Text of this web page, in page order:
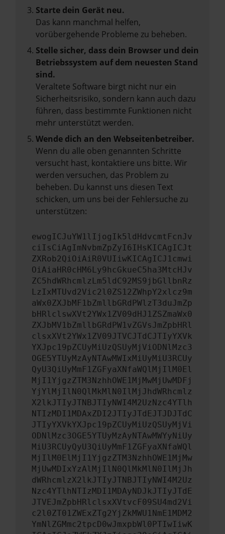
Starte dein Gerät neu.
Das kann manchmal helfen,
vorübergehende Probleme zu beheben.
Stelle sicher, dass dein Browser und dein
Betriebssystem auf dem neuesten Stand
sind.
Veraltete Software birgt nicht nur ein
Sicherheitsrisiko, sondern kann auch dazu
führen, dass bestimmte Funktionen nicht
mehr unterstützt werden.
Wende dich an den Webseitenbetreiber.
Wenn du alle oben genannten Schritte
versucht hast, kontaktiere uns bitte. Wir
werden versuchen, das Problem zu
beheben. Du kannst uns diesen Text
schicken, um uns bei der Fehlersuche zu
unterstützen:
ewogICJuYW1lIjogIk5ldHdvcmtFcnJv
ciIsCiAgImNvbmZpZyI6IHsKICAgICJt
ZXRob2QiOiAiR0VUIiwKICAgICJ1cmwi
OiAiaHR0cHM6Ly9hcGkueC5ha3MtcHJv
ZC5hdWRhcmlzLm5ldC92MS9jbGllbnRz
LzIxMTUvd2Vic2l0ZS12ZWhpY2xlcz9m
aWx0ZXJbMF1bZmllbGRdPWlzT3duJmZp
bHRlclswXVt2YWx1ZV09dHJ1ZSZmaWx0
ZXJbMV1bZmllbGRdPW1vZGVsJmZpbHRl
clsxXVt2YWx1ZV09JTVCJTdCJTIyYXVk
YXJpc19pZCUyMiUzQSUyMjViODNlMzc3
OGE5YTUyMzAyNTAwMWIxMiUyMiU3RCUy
QyU3QiUyMmF1ZGFyaXNfaWQlMjIlM0El
MjI1YjgzZTM3NzhhOWE1MjMwMjUwMDFj
YjYlMjIlN0QlMkMlN0IlMjJhdWRhcmlz
X2lkJTIyJTNBJTIyNWI4M2UzNzc4YTlh
NTIzMDI1MDAxZDI2JTIyJTdEJTJDJTdC
JTIyYXVkYXJpc19pZCUyMiUzQSUyMjVi
ODNlMzc3OGE5YTUyMzAyNTAwMWYyNiUy
MiU3RCUyQyU3QiUyMmF1ZGFyaXNfaWQl
MjIlM0ElMjI1YjgzZTM3NzhhOWE1MjMw
MjUwMDIxYzAlMjIlN0QlMkMlN0IlMjJh
dWRhcmlzX2lkJTIyJTNBJTIyNWI4M2Uz
Nzc4YTlhNTIzMDI1MDAyNDJkJTIyJTdE
JTVEJmZpbHRlclsxXVtvcF09SU4md2Vi
c2l0ZT01ZWExZTg2YjZkMWU1NmE1MDM2
YmNlZGMmc2tpcD0wJmxpbWl0PTIwIiwK